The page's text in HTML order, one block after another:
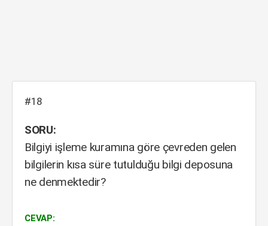
#18
SORU:
Bilgiyi işleme kuramına göre çevreden gelen
bilgilerin kısa süre tutulduğu bilgi deposuna
ne denmektedir?
CEVAP: